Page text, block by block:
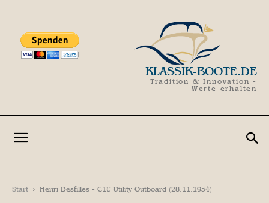
KLASSIK-BOOTE.DE
Tradition & Innovation -
Werte erhalten
Start Henri Desfilles - C1U Utility Outboard (28.11.1954)